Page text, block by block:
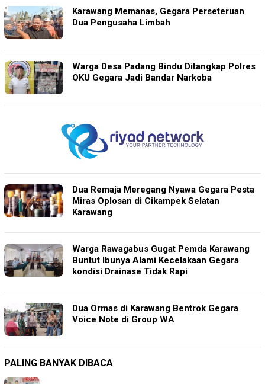
Karawang Memanas, Gegara Perseteruan
Dua Pengusaha Limbah
Warga Desa Padang Bindu Ditangkap Polres
OKU Gegara Jadi Bandar Narkoba
Dua Remaja Meregang Nyawa Gegara Pesta
Miras Oplosan di Cikampek Selatan
Karawang
Warga Rawagabus Gugat Pemda Karawang
Buntut Ibunya Alami Kecelakaan Gegara
kondisi Drainase Tidak Rapi
Dua Ormas di Karawang Bentrok Gegara
Voice Note di Group WA
PALING BANYAK DIBACA